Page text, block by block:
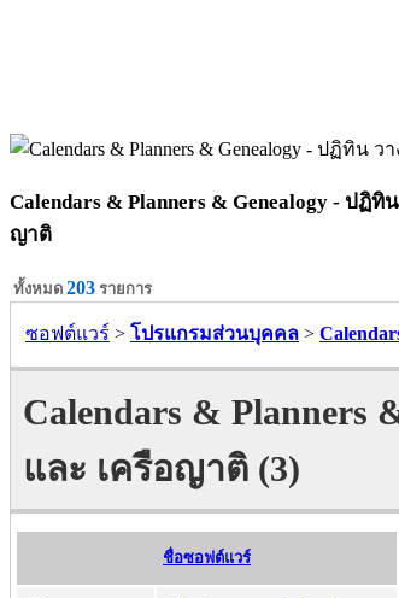
Calendars & Planners & Genealogy - ปฏิทิ
ญาติ
ทั้งหมด 203 รายการ
ซอฟต์แวร์ > โปรแกรมส่วนบุคคล >
Calendars & Planners
และ เครือญาติ (3)
ชื่อซอฟต์แวร์